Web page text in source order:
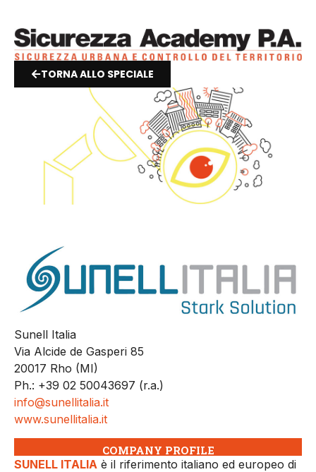
TORNA ALLO SPECIALE
Sunell Italia
Via Alcide de Gasperi 85
20017 Rho (MI)
Ph.: +39 02 50043697 (r.a.)
info@sunellitalia.it
www.sunellitalia.it
COMPANY PROFILE
SUNELL ITALIA è il riferimento italiano ed europeo di